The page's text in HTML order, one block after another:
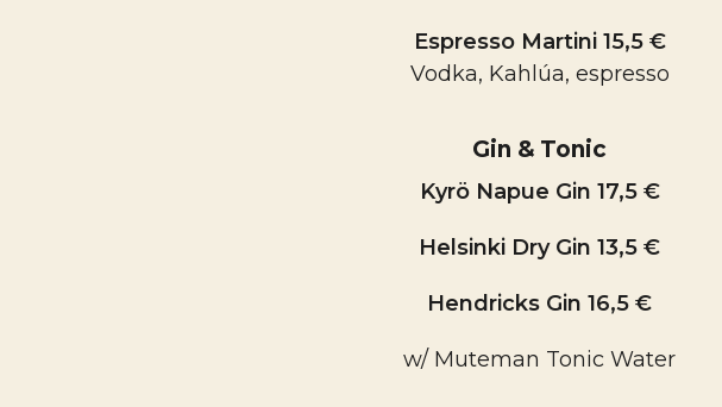
Espresso Martini 15,5 €
Vodka, Kahlúa, espresso
Gin & Tonic
Kyrö Napue Gin 17,5 €
Helsinki Dry Gin 13,5 €
Hendricks Gin 16,5 €
w/ Muteman Tonic Water